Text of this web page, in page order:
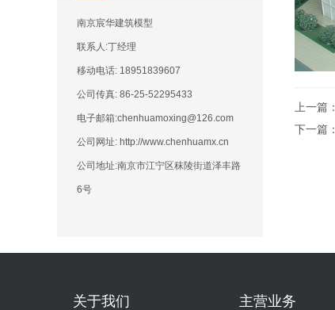
南京宸华建筑模型
联系人:丁经理
移动电话: 18951839607
公司传真: 86-25-52295433
电子邮箱:chenhuamoxing@126.com
公司网址: http://www.chenhuamx.cn
公司地址:南京市江宁区秣陵街道泽丰路
6号
上一篇：
下一篇：
关于我们 主营业务